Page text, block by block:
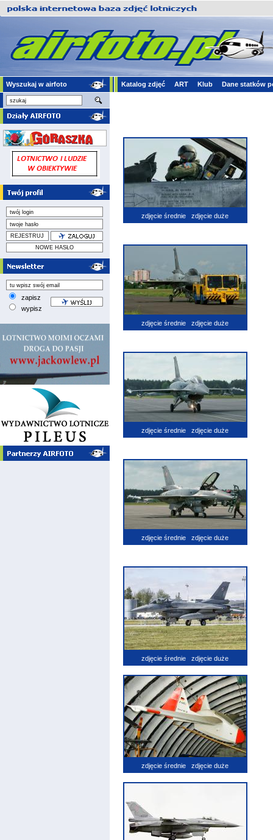
Wyszukaj w airfoto Katalog zdjęć ART Klub Dane statków
zapisz
wypisz
zdjęcie średnie zdjęcie duże
zdjęcie średnie zdjęcie duże
zdjęcie średnie zdjęcie duże
zdjęcie średnie zdjęcie duże
zdjęcie średnie zdjęcie duże
zdjęcie średnie zdjęcie duże